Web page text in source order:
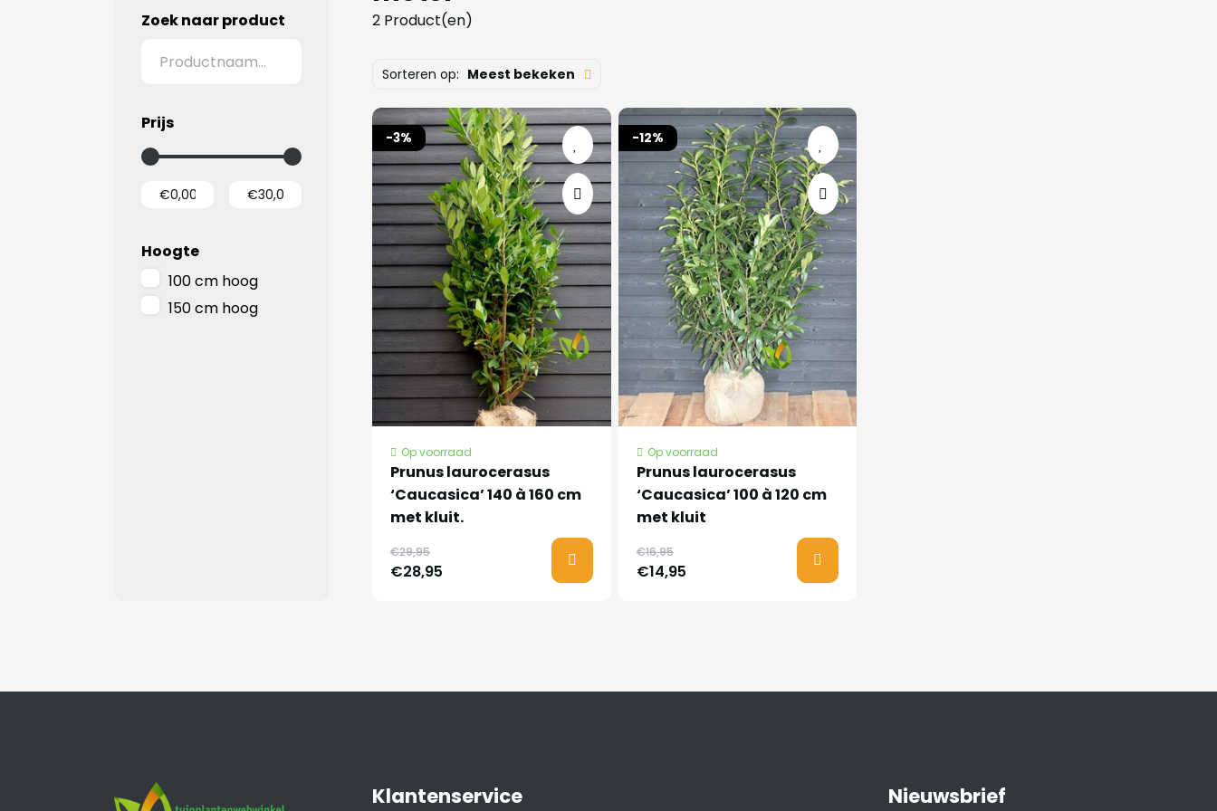
Zoek naar product
Prijs
Hoogte
100 cm hoog
150 cm hoog
2 Product(en)
Sorteren op: Meest bekeken
-3%
Op voorraad
Prunus laurocerasus
‘Caucasica’ 140 à 160 cm
met kluit.
€29,95
€28,95
-12%
Op voorraad
Prunus laurocerasus
‘Caucasica’ 100 à 120 cm
met kluit
€16,95
€14,95
Klantenservice Nieuwsbrief